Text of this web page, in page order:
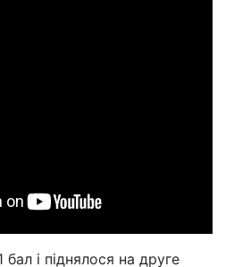
і піднялося на друге